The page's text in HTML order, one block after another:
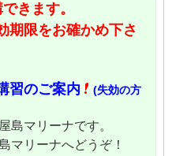
きます。
期限をお確かめ下さ
習のご案内
(失効の方
島マリーナです。
マリーナへどうぞ！